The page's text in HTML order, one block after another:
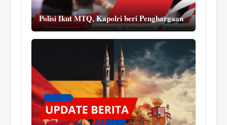
Polisi Ikut MTQ, Kapolri beri Penghargaan